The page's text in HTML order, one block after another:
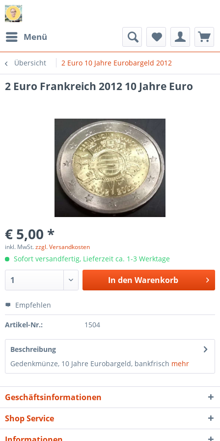
Menü
Übersicht 2 Euro 10 Jahre Eurobargeld 2012
2 Euro Frankreich 2012 10 Jahre Euro
€ 5,00 *
inkl. MwSt.zzgl. Versandkosten
Sofort versandfertig, Lieferzeit ca. 1-3 Werktage
In den Warenkorb
Empfehlen
Artikel-Nr.: 1504
Beschreibung
Gedenkmünze, 10 Jahre Eurobargeld, bankfrisch mehr
Geschäftsinformationen
Shop Service